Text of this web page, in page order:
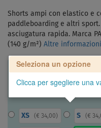
Shorts ampi con elastico e
paddleboarding e altri
asciugatura rapida. Marca
(140 g/m²) Altre informazioni
Seleziona un opzione
Clicca per sgegliere una
XS ( € 34,00) S (€